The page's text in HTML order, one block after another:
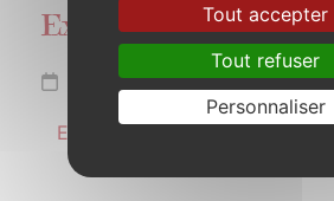
Exposition Gabriel
Du 7 juin au 2 août 2025
En savoir plus
Tout accepter
Tout refuser
Personnaliser